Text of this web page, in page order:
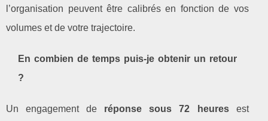
l’organisation peuvent être calibrés en fonction de vos
volumes et de votre trajectoire.
En combien de temps puis‑je obtenir un retour
?
Un engagement de réponse sous 72 heuresest